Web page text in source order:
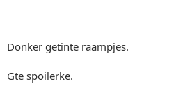
Donker getinte raampjes.
Gte spoilerke.